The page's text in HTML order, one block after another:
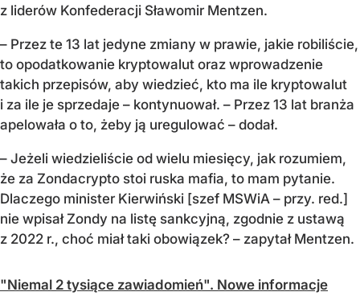
z liderów Konfederacji Sławomir Mentzen.
– Przez te 13 lat jedyne zmiany w prawie, jakie robiliście,
to opodatkowanie kryptowalut oraz wprowadzenie
takich przepisów, aby wiedzieć, kto ma ile kryptowalut
i za ile je sprzedaje – kontynuował. – Przez 13 lat branża
apelowała o to, żeby ją uregulować – dodał.
– Jeżeli wiedzieliście od wielu miesięcy, jak rozumiem,
że za Zondacrypto stoi ruska mafia, to mam pytanie.
Dlaczego minister Kierwiński [szef MSWiA – przy. red.]
nie wpisał Zondy na listę sankcyjną, zgodnie z ustawą
z 2022 r., choć miał taki obowiązek? – zapytał Mentzen.
"Niemal 2 tysiące zawiadomień". Nowe informacje